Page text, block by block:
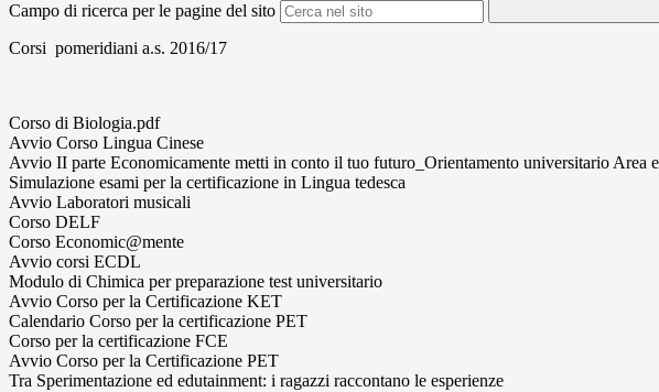
Campo di ricerca per le pagine del sito
Corsi pomeridiani a.s. 2016/17
Corso di Biologia.pdf
Avvio Corso Lingua Cinese
Avvio II parte Economicamente metti in conto il tuo futuro_Orientamento universitario Area
Simulazione esami per la certificazione in Lingua tedesca
Avvio Laboratori musicali
Corso DELF
Corso Economic@mente
Avvio corsi ECDL
Modulo di Chimica per preparazione test universitario
Avvio Corso per la Certificazione KET
Calendario Corso per la certificazione PET
Corso per la certificazione FCE
Avvio Corso per la Certificazione PET
Tra Sperimentazione ed edutainment: i ragazzi raccontano le esperienze